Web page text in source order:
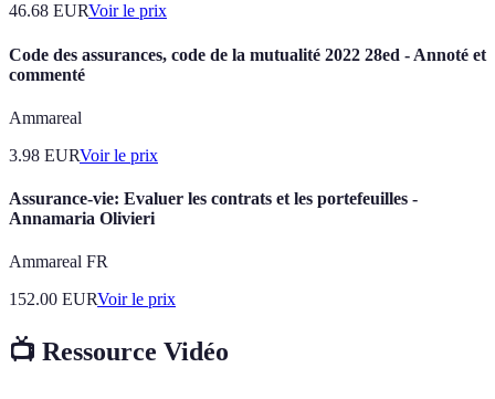
46.68 EURVoir le prix
Code des assurances, code de la mutualité 2022 28ed - Annoté et
commenté
Ammareal
3.98 EURVoir le prix
Assurance-vie: Evaluer les contrats et les portefeuilles -
Annamaria Olivieri
Ammareal FR
152.00 EURVoir le prix
📺 Ressource Vidéo